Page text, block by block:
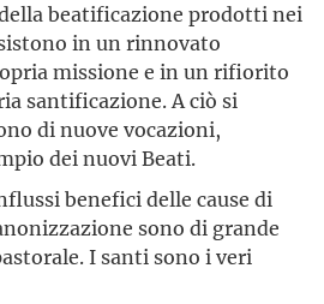
beatificazione prodotti nei
in un rinnovato
missione e in un rifiorito
santificazione. A ciò si
di nuove vocazioni,
dei nuovi Beati.
benefici delle cause di
sono di grande
I santi sono i veri